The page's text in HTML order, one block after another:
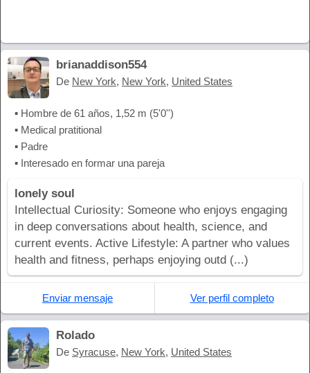
brianaddison554
De New York, New York, United States
▪ Hombre de 61 años, 1,52 m (5'0'')
▪ Medical pratitional
▪ Padre
▪ Interesado en formar una pareja
lonely soul
Intellectual Curiosity: Someone who enjoys engaging
in deep conversations about health, science, and
current events. Active Lifestyle: A partner who values
health and fitness, perhaps enjoying outd (...)
Enviar mensaje Ver perfil completo
Rolado
De Syracuse, New York, United States